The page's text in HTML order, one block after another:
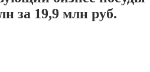
за 19,9 млн руб.